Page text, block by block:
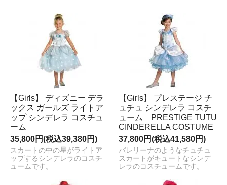
【Girls】 ディズニー デラ
ックス ガールズ ライトア
ップ シンデレラ コスチュ
ーム
35,800円(税込39,380円)
スカートの中の星がライトア
ップするシンデレラのコスチ
ュームです。
【Girls】 プレステージ チ
ュチュ シンデレラ コスチ
ューム PRESTIGE TUTU
CINDERELLA COSTUME
37,800円(税込41,580円)
バレリーナのようなチュチュ
スカートがキュートなシンデ
レラのコスチュームです。